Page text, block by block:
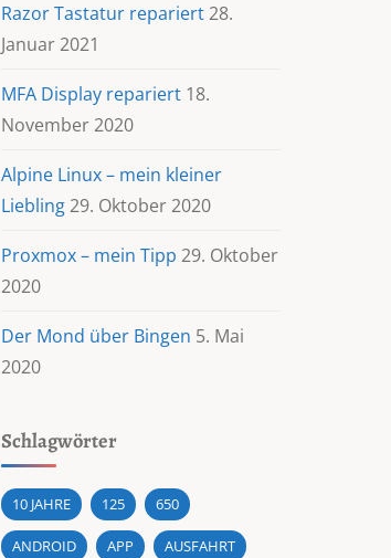
Razor Tastatur repariert28.
Januar 2021
MFA Display repariert 18.
November 2020
Alpine Linux – mein kleiner
Liebling29. Oktober 2020
Proxmox – mein Tipp 29. Oktober
2020
Der Mond über Bingen 5. Mai
2020
Schlagwörter
10 JAHRE 125 650
ANDROID APP AUSFAHRT